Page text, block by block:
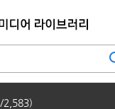
/2,583)